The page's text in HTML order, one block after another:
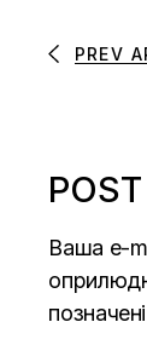
PREV
Ваша e-
позначені